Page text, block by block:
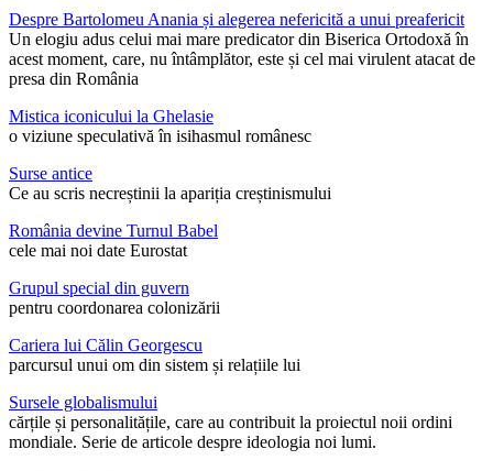
Despre Bartolomeu Anania și alegerea nefericită a unui preafericit
Un elogiu adus celui mai mare predicator din Biserica Ortodoxă în
acest moment, care, nu întâmplător, este și cel mai virulent atacat de
presa din România
Mistica iconicului la Ghelasie
o viziune speculativă în isihasmul românesc
Surse antice
Ce au scris necreștinii la apariția creștinismului
România devine Turnul Babel
cele mai noi date Eurostat
Grupul special din guvern
pentru coordonarea colonizării
Cariera lui Călin Georgescu
parcursul unui om din sistem și relațiile lui
Sursele globalismului
cărțile și personalitățile, care au contribuit la proiectul noii ordini
mondiale. Serie de articole despre ideologia noi lumi.